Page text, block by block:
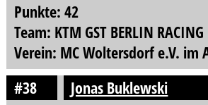
Punkte: 42
Team: KTM GST BERLIN RACING
Verein: MC Woltersdorf e.V. im
#38
Jonas Buklewski